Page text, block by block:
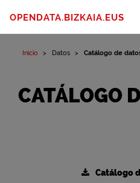
OPENDATA.BIZKAIA.EUS
Inicio Datos Catálogo de
CATÁLOGO
Catálogo